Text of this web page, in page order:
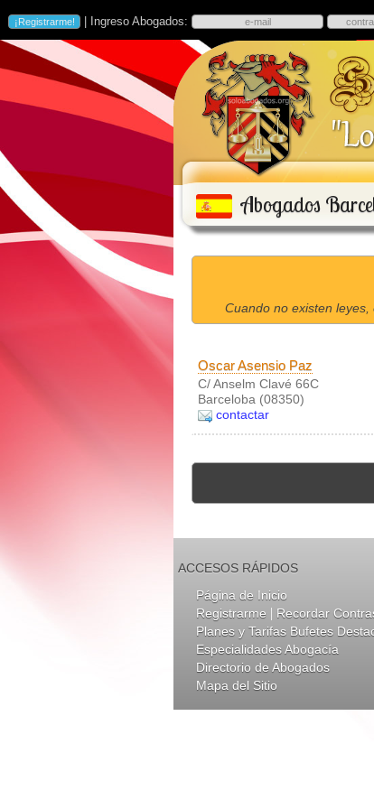
| Ingreso Abogados:
Abogados
Cuando no existen
Oscar Asensio Paz
C/ Anselm Clavé 66C
Barceloba (08350)
contactar
ACCESOS RÁPIDOS
Página de Inicio
Registrarme | Recordar
Planes y Tarifas Bufetes
Especialidades Abogacía
Directorio de Abogados
Mapa del Sitio